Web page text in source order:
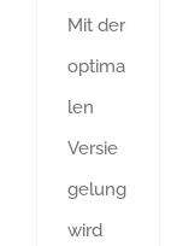
Mit der
optima
len
Versie
gelung
wird